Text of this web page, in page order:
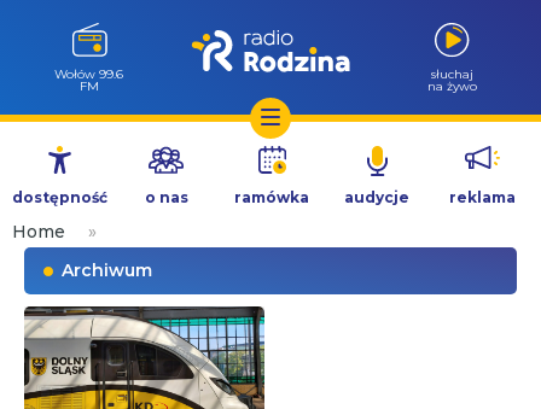
Przejdź
treści
Wołów 99.6
FM
słuchaj
na żywo
dostępność o nas ramówka audycje reklama
Home
»
Archiwum